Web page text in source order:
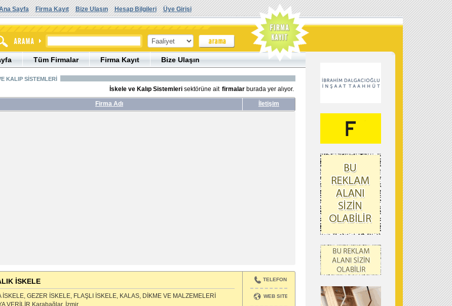
Sayfa Firma Kayıt Bize Ulaşın Hesap Bilgileri Üye Girişi
Tüm Firmalar Firma Kayıt Bize Ulaşın
KALIP SİSTEMLERİ
İskele ve Kalıp Sistemleri sektörüne ait firmalar burada yer alıyor.
Firma Adı İletişim
İSKELE
İSKELE, GEZER İSKELE, FLAŞLI İSKELE, KALAS, DİKME VE MALZEMELERİ
VERİLİR Karabağlar, İzmir
TELEFON
WEB SITESI